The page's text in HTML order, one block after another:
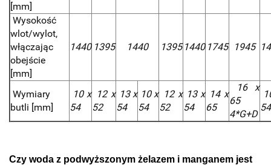
[mm]
Wysokość
wlot/wylot,
włączając
obejście
[mm]
1440 1395 1440 1395 1440 1745 1945
Wymiary
butli [mm]
10 x
54
12 x
52
13 x
54
10 x
54
12 x
52
13 x
54
14 x
65
16 x
65
4*G+D
Czy woda z podwyższonym żelazem i manganem jest